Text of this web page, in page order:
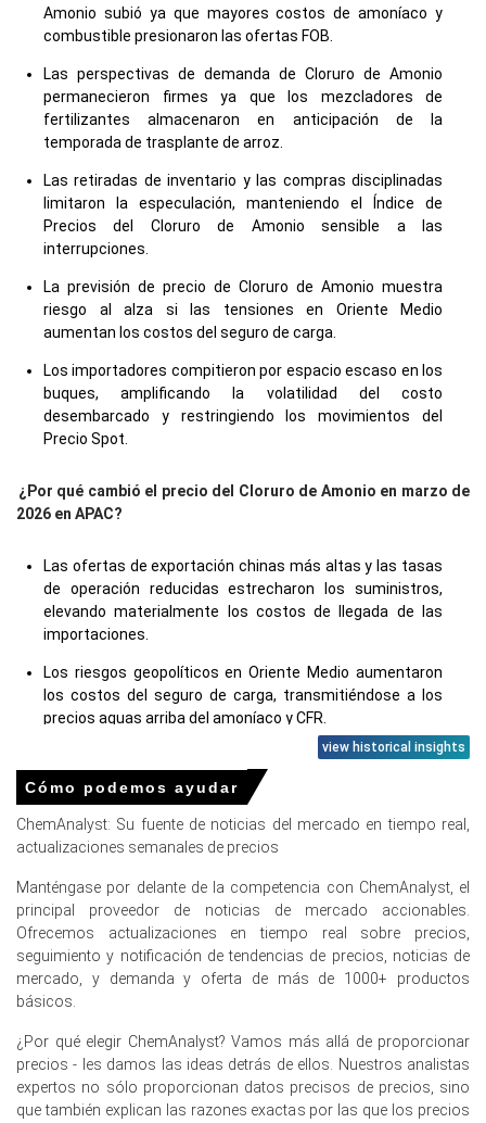
Amonio subió ya que mayores costos de amoníaco y
combustible presionaron las ofertas FOB.
Las perspectivas de demanda de Cloruro de Amonio
permanecieron firmes ya que los mezcladores de
fertilizantes almacenaron en anticipación de la
temporada de trasplante de arroz.
Las retiradas de inventario y las compras disciplinadas
limitaron la especulación, manteniendo el Índice de
Precios del Cloruro de Amonio sensible a las
interrupciones.
La previsión de precio de Cloruro de Amonio muestra
riesgo al alza si las tensiones en Oriente Medio
aumentan los costos del seguro de carga.
Los importadores compitieron por espacio escaso en los
buques, amplificando la volatilidad del costo
desembarcado y restringiendo los movimientos del
Precio Spot.
¿Por qué cambió el precio del Cloruro de Amonio en marzo de
2026 en APAC?
Las ofertas de exportación chinas más altas y las tasas
de operación reducidas estrecharon los suministros,
elevando materialmente los costos de llegada de las
importaciones.
Los riesgos geopolíticos en Oriente Medio aumentaron
los costos del seguro de carga, transmitiéndose a los
precios aguas arriba del amoníaco y CFR.
La adquisición de fertilizantes estacionales antes del
trasplante de arroz impulsó una demanda firme, los
importadores aseguraron envíos limitados rápidamente.
Precios de Cloruro de Amonio en Europa
En Europa, el Índice de Precios de Cloruro de Amonio
mostró una tendencia ligeramente firme durante el
primer trimestre de 2026, apoyado por una demanda
las materias primas.
El índice de precio promedio de Cloruro de Amonio
permaneció estable, reflejando fundamentos de
view historical insights
Cómo podemos ayudar
ChemAnalyst: Su fuente de noticias del mercado en tiempo real,
actualizaciones semanales de precios
Manténgase por delante de la competencia con ChemAnalyst, el
principal proveedor de noticias de mercado accionables.
Ofrecemos actualizaciones en tiempo real sobre precios,
seguimiento y notificación de tendencias de precios, noticias de
mercado, y demanda y oferta de más de 1000+ productos
básicos.
¿Por qué elegir ChemAnalyst? Vamos más allá de proporcionar
precios - les damos las ideas detrás de ellos. Nuestros analistas
expertos no sólo proporcionan datos precisos de precios, sino
que también explican las razones exactas por las que los precios